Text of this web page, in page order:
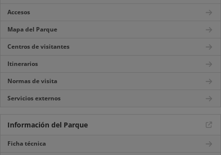
Accesos
Mapa del Parque
Centros de visitantes
Itinerarios
Normas de visita
Servicios externos
Información del Parque
Ficha técnica